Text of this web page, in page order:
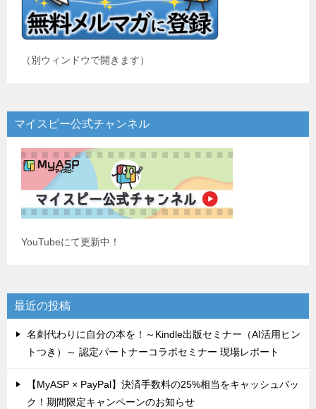
（別ウィンドウで開きます）
マイスピー公式チャンネル
YouTubeにて更新中！
最近の投稿
名刺代わりに自分の本を！～Kindle出版セミナー（AI活用ヒン
トつき）～ 認定パートナーコラボセミナー 現場レポート
【MyASP × PayPal】決済手数料の25%相当をキャッシュバッ
ク！期間限定キャンペーンのお知らせ